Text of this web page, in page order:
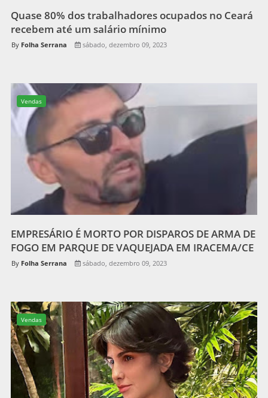
Quase 80% dos trabalhadores ocupados no Ceará
recebem até um salário mínimo
Folha Serrana sábado, dezembro 09, 2023
Vendas
EMPRESÁRIO É MORTO POR DISPAROS DE ARMA DE
FOGO EM PARQUE DE VAQUEJADA EM IRACEMA/CE
Folha Serrana sábado, dezembro 09, 2023
Vendas